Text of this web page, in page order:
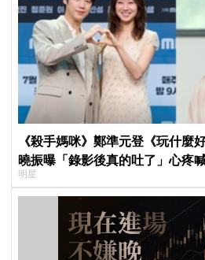
《殺手媽咪》鄭準元登《玩什麼
曉振曝「錄影後真的吐了」心疼
明星